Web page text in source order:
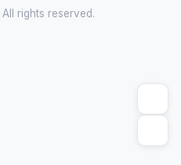
rights reserved.